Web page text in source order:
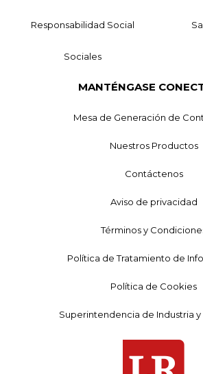
Responsabilidad Social
Sociales
MANTÉNGASE
Mesa de Generación de
Nuestros Productos
Contáctenos
Aviso de privacidad
Términos y
Política de Tratamiento de
Política de Cookies
Superintendencia de Industria